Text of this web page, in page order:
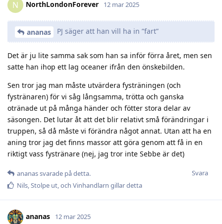
N NorthLondonForever 12 mar 2025
ananas PJ säger att han vill ha in ”fart”
Det är ju lite samma sak som han sa inför förra året, men sen
satte han ihop ett lag oceaner ifrån den önskebilden.
Sen tror jag man måste utvärdera fysträningen (och
fystränaren) för vi såg långsamma, trötta och ganska
otränade ut på många händer och fötter stora delar av
säsongen. Det lutar åt att det blir relativt små förändringar i
truppen, så då måste vi förändra något annat. Utan att ha en
aning tror jag det finns massor att göra genom att få in en
riktigt vass fystränare (nej, jag tror inte Sebbe är det)
Svara
ananassvarade på detta.
Nils,Stolpe ut, och Vinhandlarn gillar detta
ananas 12 mar 2025